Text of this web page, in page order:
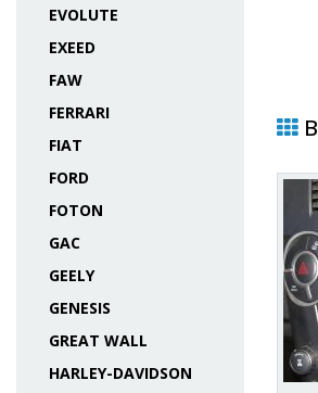
EVOLUTE
EXEED
FAW
FERRARI
FIAT
FORD
FOTON
GAC
GEELY
GENESIS
GREAT WALL
HARLEY-DAVIDSON